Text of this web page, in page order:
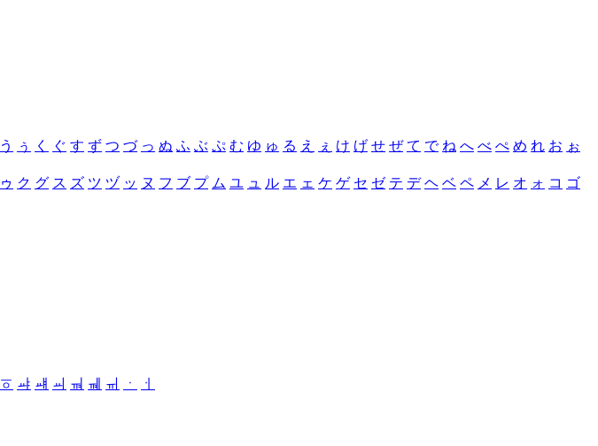
う ぅ く ぐ す ず つ づ っ ぬ ふ ぶ ぷ む ゆ ゅ る え ぇ け げ せ ぜ て で ね へ べ ぺ め れ お ぉ
ゥ ク グ ス ズ ツ ヅ ッ ヌ フ ブ プ ム ユ ュ ル エ ェ ケ ゲ セ ゼ テ デ ヘ ベ ペ メ レ オ ォ コ ゴ
ㆆ ㆇ ㆈ ㆉ ㆊ ㆋ ㆌ ㆍ
ㆎ